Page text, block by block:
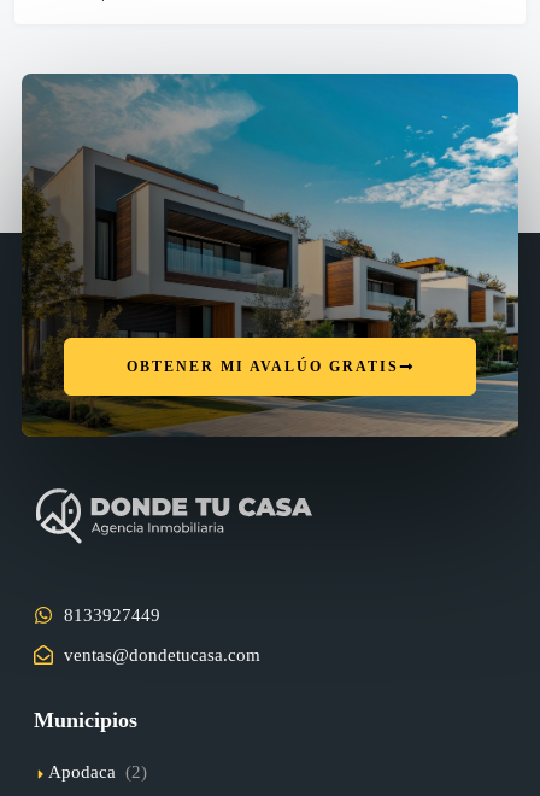
OBTENER MI AVALÚO GRATIS
8133927449
ventas@dondetucasa.com
Municipios
Apodaca (2)